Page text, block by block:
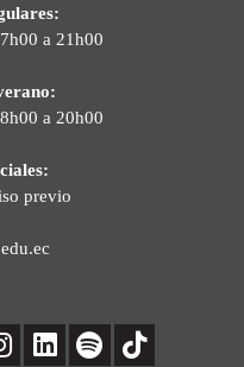
a 21h00
a 20h00
previo